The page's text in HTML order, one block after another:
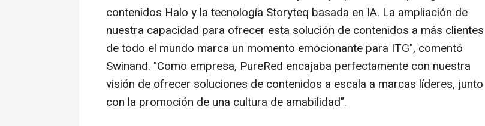
contenidos Halo y la tecnología Storyteq basada en IA. La ampliación de
nuestra capacidad para ofrecer esta solución de contenidos a más clientes
de todo el mundo marca un momento emocionante para ITG", comentó
Swinand. "Como empresa, PureRed encajaba perfectamente con nuestra
visión de ofrecer soluciones de contenidos a escala a marcas líderes, junto
con la promoción de una cultura de amabilidad".